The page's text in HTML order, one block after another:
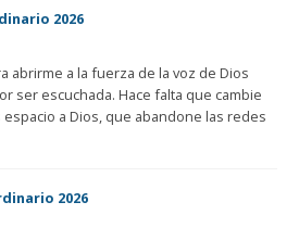
2026
abrirme a la fuerza de la voz de Dios
ser escuchada. Hace falta que cambie
a Dios, que abandone las redes
2026